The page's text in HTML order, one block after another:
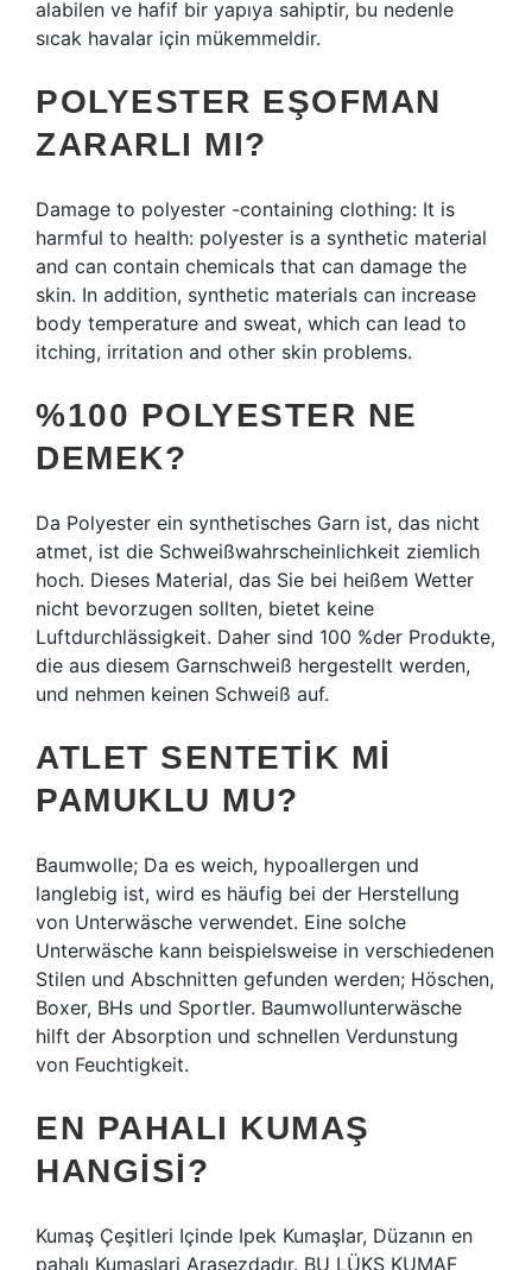
alabilen ve hafif bir yapıya sahiptir, bu nedenle
sıcak havalar için mükemmeldir.
POLYESTER EŞOFMAN
ZARARLI MI?
Damage to polyester -containing clothing: It is
harmful to health: polyester is a synthetic material
and can contain chemicals that can damage the
skin. In addition, synthetic materials can increase
body temperature and sweat, which can lead to
itching, irritation and other skin problems.
%100 POLYESTER NE
DEMEK?
Da Polyester ein synthetisches Garn ist, das nicht
atmet, ist die Schweißwahrscheinlichkeit ziemlich
hoch. Dieses Material, das Sie bei heißem Wetter
nicht bevorzugen sollten, bietet keine
Luftdurchlässigkeit. Daher sind 100 %der Produkte,
die aus diesem Garnschweiß hergestellt werden,
und nehmen keinen Schweiß auf.
ATLET SENTETIK MI
PAMUKLU MU?
Baumwolle; Da es weich, hypoallergen und
langlebig ist, wird es häufig bei der Herstellung
von Unterwäsche verwendet. Eine solche
Unterwäsche kann beispielsweise in verschiedenen
Stilen und Abschnitten gefunden werden; Höschen,
Boxer, BHs und Sportler. Baumwollunterwäsche
hilft der Absorption und schnellen Verdunstung
von Feuchtigkeit.
EN PAHALI KUMAŞ
HANGISI?
Kumaş Çeşitleri Içinde Ipek Kumaşlar, Düzanın en
pahalı Kumaşlari Arasezdadır. BU LÜKS KUMAF